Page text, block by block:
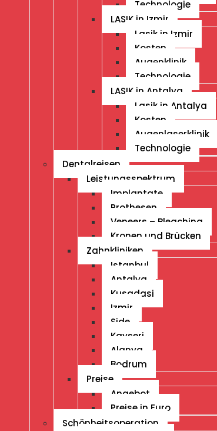
Technologie
LASIK in Izmir
Lasik in Izmir
Kosten
Augenklinik
Technologie
LASIK in Antalya
Lasik in Antalya
Kosten
Augenlaserklinik
Technologie
Dentalreisen
Leistungsspektrum
Implantate
Prothesen
Veneers – Bleaching
Kronen und Brücken
Zahnkliniken
Istanbul
Antalya
Kusadasi
Izmir
Side
Kayseri
Alanya
Bodrum
Preise
Angebot
Preise in Euro
Schönheitsoperation